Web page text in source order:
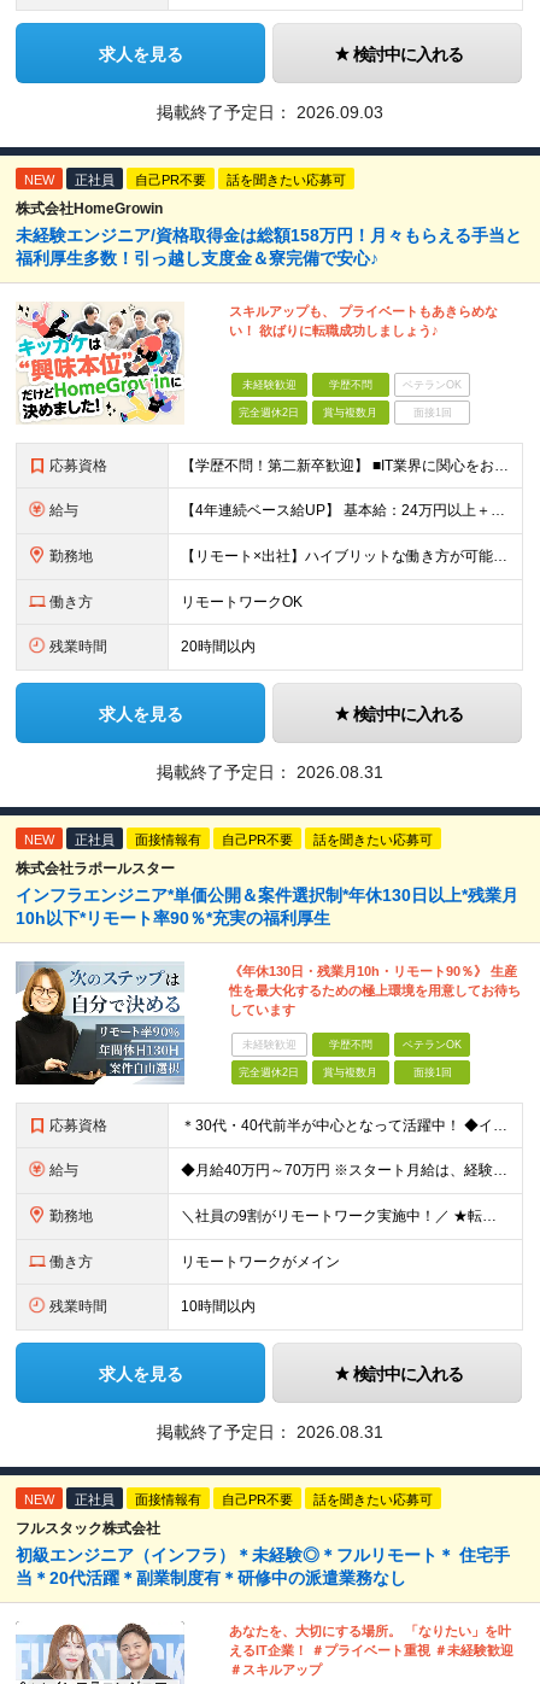
求人を見る 検討中に入れる
掲載終了予定日： 2026.09.03
NEW 正社員 自己PR不要 話を聞きたい応募可
株式会社HomeGrowin
未経験エンジニア/資格取得金は総額158万円！月々もらえる手当と
福利厚生多数！引っ越し支度金＆寮完備で安心♪
スキルアップも、 プライベートもあきらめな
い！ 欲ばりに転職成功しましょう♪
未経験歓迎 学歴不問 ベテランOK
完全週休2日 賞与複数月 面接1回
応募資格 【学歴不問！第二新卒歓迎】 ■IT業界に関心をお持ちの方 【IT業界未経験者の方へ】 ITエンジニアという仕事は、パソコンの前でずっとにらめっこを しているイメージがありますが、意外とそうではないん
給与 【4年連続ベース給UP】 基本給：24万円以上＋残業代(全額)＋各種手当 ※みなし残業なし ※基本給は経験や前職の給与を十分に考慮します ※交通費別途支給 ※6ヶ月間の試用期間があります（給与・待遇は
勤務地 【リモート×出社】ハイブリットな働き方が可能！ 東京、神奈川のプロジェクト先 ■本社 神奈川県横浜市神奈川区栄町3-12 パシフィックマークス横浜イースト6F ■事業所(東京都最寄駅のみ記載) サ
働き方 リモートワークOK
残業時間 20時間以内
求人を見る 検討中に入れる
掲載終了予定日： 2026.08.31
NEW 正社員 面接情報有 自己PR不要 話を聞きたい応募可
株式会社ラポールスター
インフラエンジニア*単価公開＆案件選択制*年休130日以上*残業月
10h以下*リモート率90％*充実の福利厚生
《年休130日・残業月10h・リモート90％》 生産
性を最大化するための極上環境を用意してお待ち
しています
未経験歓迎 学歴不問 ベテランOK
完全週休2日 賞与複数月 面接1回
応募資格 ＊30代・40代前半が中心となって活躍中！ ◆インフラ（サーバー・ネットワーク・クラウド等）の設計、構築、テストいずれかの実務経験3年以上 ◆学歴不問 ★求める人物像： ◎他責ではなく、自身のキャ
給与 ◆月給40万円～70万円 ※スタート月給は、経験・能力・前職の給与等を考慮の上で決定いたします。 ※上記金額には残業の有無に関わらず、 月30時間分の固定残業代（7万6,000円～13万3,000円
勤務地 ＼社員の9割がリモートワーク実施中！／ ★転勤ナシ！ ★UIターン歓迎！ 関東、関西、東海、九州・中国エリアの各プロジェクト先から希望を優先して決定。 ※リモート案件も多数あり！ ◆関東エリア
働き方 リモートワークがメイン
残業時間 10時間以内
求人を見る 検討中に入れる
掲載終了予定日： 2026.08.31
NEW 正社員 面接情報有 自己PR不要 話を聞きたい応募可
フルスタック株式会社
初級エンジニア（インフラ）＊未経験◎＊フルリモート＊ 住宅手
当＊20代活躍＊副業制度有＊研修中の派遣業務なし
あなたを、大切にする場所。 「なりたい」を叶
えるIT企業！ ＃プライベート重視 ＃未経験歓迎
＃スキルアップ